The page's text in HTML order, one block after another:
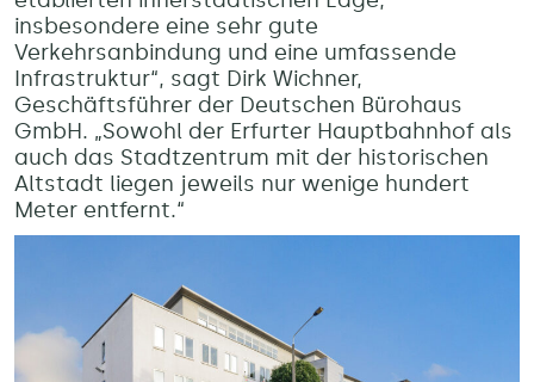
insbesondere eine sehr gute
Verkehrsanbindung und eine umfassende
Infrastruktur“, sagt Dirk Wichner,
Geschäftsführer der Deutschen Bürohaus
GmbH. „Sowohl der Erfurter Hauptbahnhof als
auch das Stadtzentrum mit der historischen
Altstadt liegen jeweils nur wenige hundert
Meter entfernt.“